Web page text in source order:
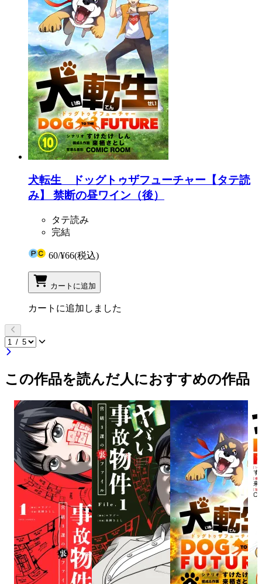
犬転生 ドッグトゥザフューチャー【タテ読
み】 禁断の昼ワイン（後）
タテ読み
完結
60/¥66(税込)
カートに追加
カートに追加しました
この作品を読んだ人におすすめの作品